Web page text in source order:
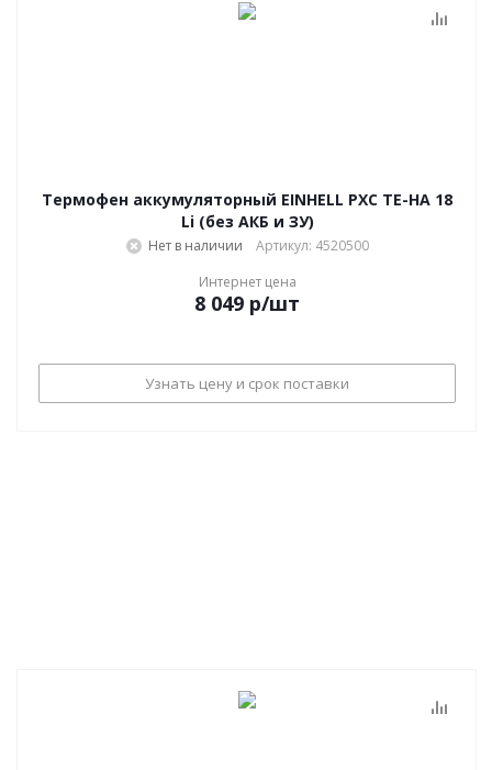
Термофен аккумуляторный EINHELL PXC TE-HA 18
Li (без АКБ и ЗУ)
Нет в наличии
Артикул: 4520500
Интернет цена
8 049 р/шт
Узнать цену и срок поставки